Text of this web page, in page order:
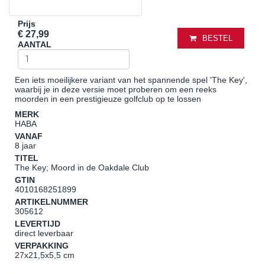
Prijs
€ 27,99
AANTAL
BESTEL
Een iets moeilijkere variant van het spannende spel 'The Key',
waarbij je in deze versie moet proberen om een reeks
moorden in een prestigieuze golfclub op te lossen
MERK
HABA
VANAF
8 jaar
TITEL
The Key; Moord in de Oakdale Club
GTIN
4010168251899
ARTIKELNUMMER
305612
LEVERTIJD
direct leverbaar
VERPAKKING
27x21,5x5,5 cm